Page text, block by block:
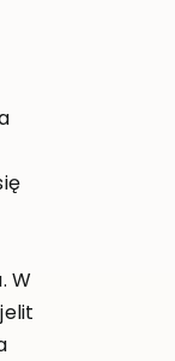
W